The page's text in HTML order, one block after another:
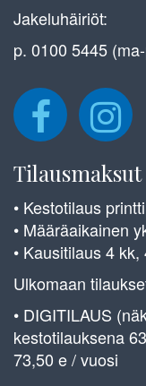
Jakeluhäiriöt:
p. 0100 5445
Tilausmaksut
• Kestotilaus
• Määräaikainen
• Kausitilaus 4
Ulkomaan
• DIGITILAUS
kestotilauksena
73,50 e / vuosi